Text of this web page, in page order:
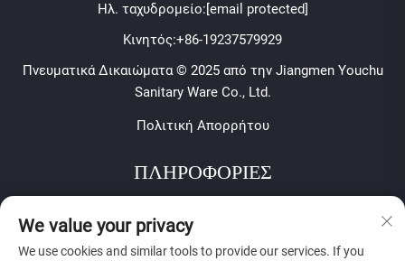
Ηλ. ταχυδρομείο: [email protected]
Κινητός:+86-19237579929
Πνευματικά Δικαιώματα © 2025 από την Jiangmen Youchu
Sanitary Ware Co., Ltd.
Πολιτική Απορρήτου
ΠΛΗΡΟΦΟΡΙΕΣ
μας δελτίο
We value your privacy
We use cookies and similar tools to provide our services. If you